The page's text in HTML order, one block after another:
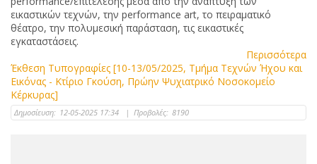
εικαστικών τεχνών, την performance art, το πειραματικό
θέατρο, την πολυμεσική παράσταση, τις εικαστικές
εγκαταστάσεις.
Περισσότερα
Έκθεση Τυπογραφίες [10-13/05/2025, Τμήμα Τεχνών Ήχου και
Εικόνας - Κτίριο Γκούση, Πρώην Ψυχιατρικό Νοσοκομείο
Κέρκυρας]
Δημοσίευση: 12-05-2025 17:34 | Προβολές: 8190